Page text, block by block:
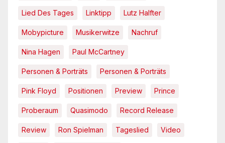
Lied Des Tages Linktipp Lutz Halfter
Mobypicture Musikerwitze Nachruf
Nina Hagen Paul McCartney
Personen & Porträts Personen & Porträts
Pink Floyd Positionen Preview Prince
Proberaum Quasimodo Record Release
Review Ron Spielman Tageslied Video